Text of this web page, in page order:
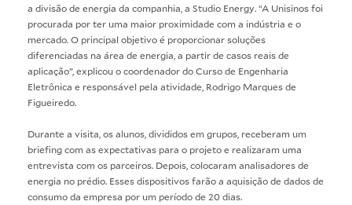
a divisão de energia da companhia, a Studio Energy. “A Unisinos foi
procurada por ter uma maior proximidade com a indústria e o
mercado. O principal objetivo é proporcionar soluções
diferenciadas na área de energia, a partir de casos reais de
aplicação”, explicou o coordenador do Curso de Engenharia
Eletrônica e responsável pela atividade, Rodrigo Marques de
Figueiredo.
Durante a visita, os alunos, divididos em grupos, receberam um
briefing com as expectativas para o projeto e realizaram uma
entrevista com os parceiros. Depois, colocaram analisadores de
energia no prédio. Esses dispositivos farão a aquisição de dados de
consumo da empresa por um período de 20 dias.